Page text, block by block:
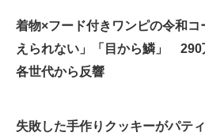
経営リーダーのコミュニティ
企業向けIT製品の総合サイト
着物×フード付きワンピの令和
えられない」「目から鱗」 290
各世代から反響
失敗した手作りクッキーがパテ